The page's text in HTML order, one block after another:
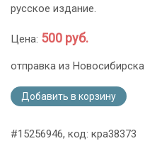
русское издание.
Цена: 500 руб.
отправка из Новосибирска
Добавить в корзину
#15256946, код: кра38373